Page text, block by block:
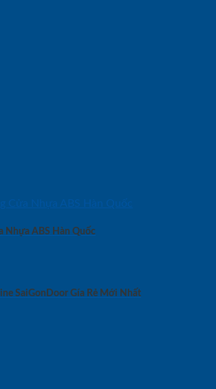
Nhựa ABS Hàn Quốc
SaiGonDoor Gía Rẻ Mới Nhất